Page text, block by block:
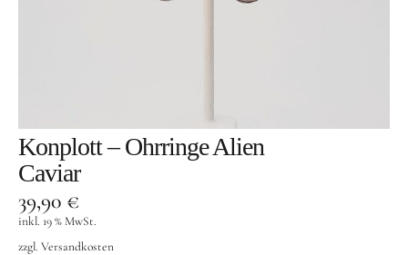
Konplott – Ohrringe Alien
Caviar
39,90 €
inkl. 19 % MwSt.
zzgl. Versandkosten